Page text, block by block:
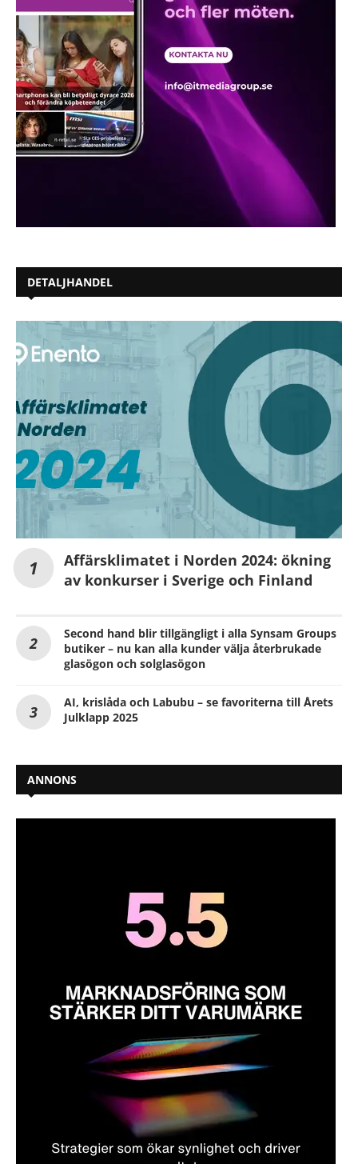
DETALJHANDEL
Affärsklimatet i Norden 2024: ökning
av konkurser i Sverige och Finland
Second hand blir tillgängligt i alla Synsam Groups
butiker – nu kan alla kunder välja återbrukade
glasögon och solglasögon
AI, krislåda och Labubu – se favoriterna till Årets
Julklapp 2025
ANNONS